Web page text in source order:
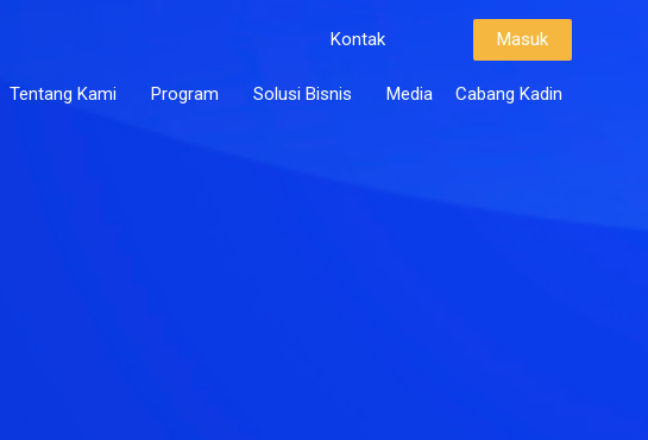
Kontak Masuk
Tentang Kami Program Solusi Bisnis Media Cabang Kadin